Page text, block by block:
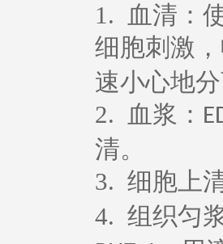
1.
血清：
细胞刺激
速小心地
2.
血浆：
清。
3. 细胞上
4. 组织匀